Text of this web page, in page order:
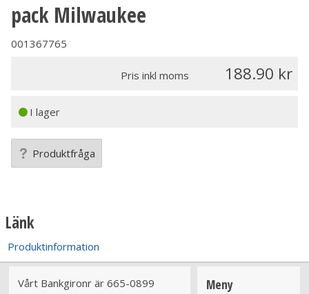
pack Milwaukee
001367765
Pris inkl moms 188.90
I lager
Produktfråga
Länk
Produktinformation
Vårt Bankgironr är 665-0899 Meny